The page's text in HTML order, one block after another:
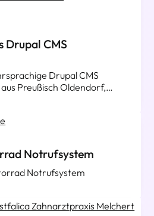
Drupal CMS
Drupal CMS
Preußisch Oldendorf,
Notrufsystem
Notrufsystem